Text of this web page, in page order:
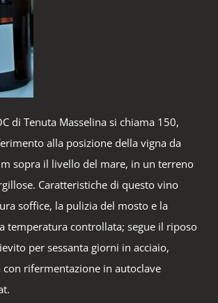
di Tenuta Masselina si chiama 150,
alla posizione della vigna da
sopra il livello del mare, in un terreno
Caratteristiche di questo vino
soffice, la pulizia del mosto e la
temperatura controllata; segue il riposo
per sessanta giorni in acciaio,
con rifermentazione in autoclave